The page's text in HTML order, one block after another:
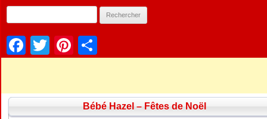
Facebook
TwitterPinterest
Bébé Hazel – Fêtes de Noël